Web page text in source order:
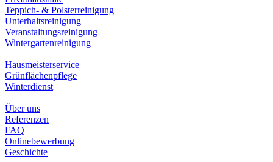
Teppich- & Polsterreinigung
Unterhaltsreinigung
Veranstaltungsreinigung
Wintergartenreinigung
Hausmeisterservice
Grünflächenpflege
Winterdienst
Über uns
Referenzen
FAQ
Onlinebewerbung
Geschichte